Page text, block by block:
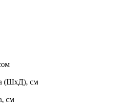
(ШхД), см
см